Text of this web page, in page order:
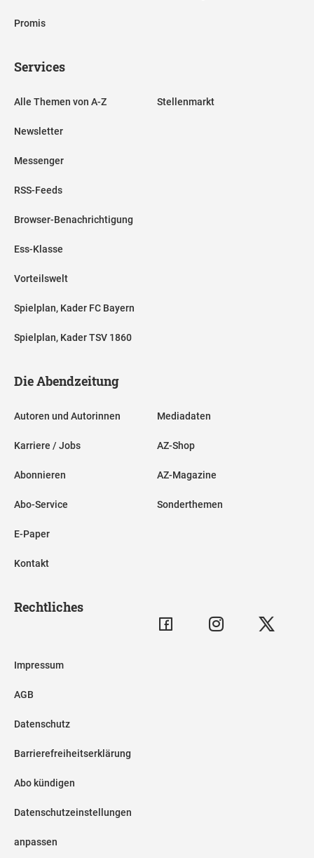
Promis
Services
Alle Themen von A-Z
Newsletter
Messenger
RSS-Feeds
Browser-Benachrichtigung
Ess-Klasse
Vorteilswelt
Spielplan, Kader FC Bayern
Spielplan, Kader TSV 1860
Stellenmarkt
Die Abendzeitung
Autoren und Autorinnen
Karriere / Jobs
Abonnieren
Abo-Service
E-Paper
Kontakt
Mediadaten
AZ-Shop
AZ-Magazine
Sonderthemen
Rechtliches
Impressum
AGB
Datenschutz
Barrierefreiheitserklärung
Abo kündigen
Datenschutzeinstellungen
anpassen